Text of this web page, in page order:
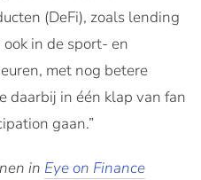
(DeFi), zoals lending
in de sport- en
met nog betere
daarbij in één klap van fan
gaan.”
in Eye on Finance